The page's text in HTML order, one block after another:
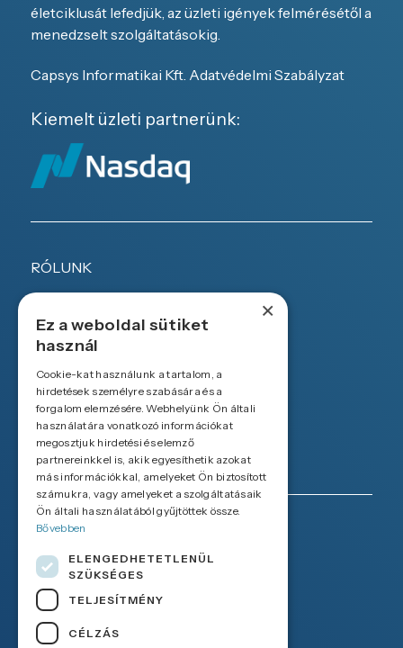
életciklusát lefedjük, az üzleti igények felmérésétől a
menedzselt szolgáltatásokig.
Capsys Informatikai Kft. Adatvédelmi Szabályzat
Kiemelt üzleti partnerünk:
RÓLUNK
HÍREINK
KARRIER
KAPCSOLAT
KAPCSOLAT
Váci út 80., H-1133 Budapest
+36 1 436 7230
×
Ez a weboldal sütiket
használ
Cookie-kat használunk a tartalom, a
hirdetések személyre szabására és a
forgalom elemzésére. Webhelyünk Ön általi
használatára vonatkozó információkat
megosztjuk hirdetési és elemző
partnereinkkel is, akik egyesíthetik azokat
más információkkal, amelyeket Ön biztosított
számukra, vagy amelyeket a szolgáltatásaik
Ön általi használatából gyűjtöttek össze.
Bővebben
ELENGEDHETETLENÜL
SZÜKSÉGES
TELJESÍTMÉNY
CÉLZÁS